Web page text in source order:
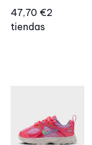
47,70 €2
tiendas